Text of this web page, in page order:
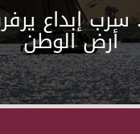
سرب إبداع
أرض الوطن